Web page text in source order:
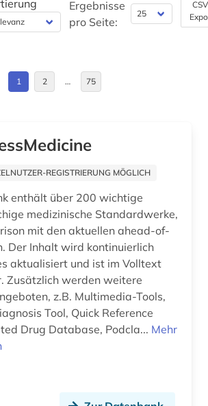
amerikanisches englisch (1)
analytische chemie (3)
analytische methoden (1)
(9)
angewandte kunst (1)
anglikanische kirche der provinz uganda (1)
Deutschland (DDR) (11)
Großbritannien (24)
(1)
Ergebnisse
pro Seite:
1 2 … 75
REGISTRIERUNG MÖGLICH
enthält über 200 wichtige
medizinische Standardwerke,
mit den aktuellen ahead-of-
Der Inhalt wird kontinuierlich
aktualisiert und ist im Volltext
z.B. Multimedia-Tools,
Tool, Quick Reference
Drug Database, Podcla... Mehr